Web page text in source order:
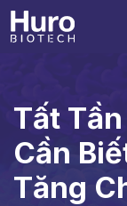
Tin tức
Tất
Cần
Tăng